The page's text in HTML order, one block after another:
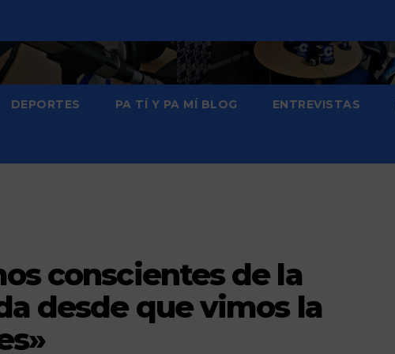
DEPORTES PA TÍ Y PA MÍ BLOG ENTREVISTAS
conscientes de la
desde que vimos la